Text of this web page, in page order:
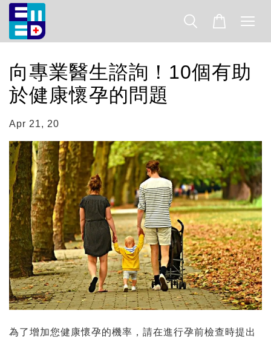
向專業醫生諮詢！10個有助
於健康懷孕的問題
Apr 21, 20
為了增加您健康懷孕的機率，請在進行孕前檢查時提出